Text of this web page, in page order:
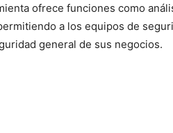
ofrece funciones como
a los equipos de
general de sus negocios.